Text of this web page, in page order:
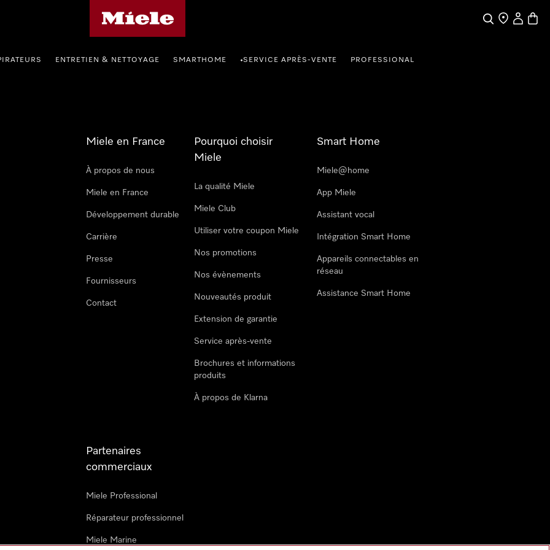
SearchFind a store
My
ENTRETIEN & NETTOYAGE SMARTHOME •SERVICE APRÈS-VENTE PROFESSIONAL
Miele en France
À propos de nous
Miele en France
Développement durable
Carrière
Presse
Fournisseurs
Contact
Pourquoi choisir
Miele
La qualité Miele
Miele Club
Utiliser votre coupon Miele
Nos promotions
Nos évènements
Nouveautés produit
Extension de garantie
Service après-vente
Brochures et informations
produits
À propos de Klarna
Smart Home
Miele@home
App Miele
Assistant vocal
Intégration Smart Home
Appareils connectables en
réseau
Assistance Smart Home
Partenaires
commerciaux
Miele Professional
Réparateur professionnel
Miele Marine